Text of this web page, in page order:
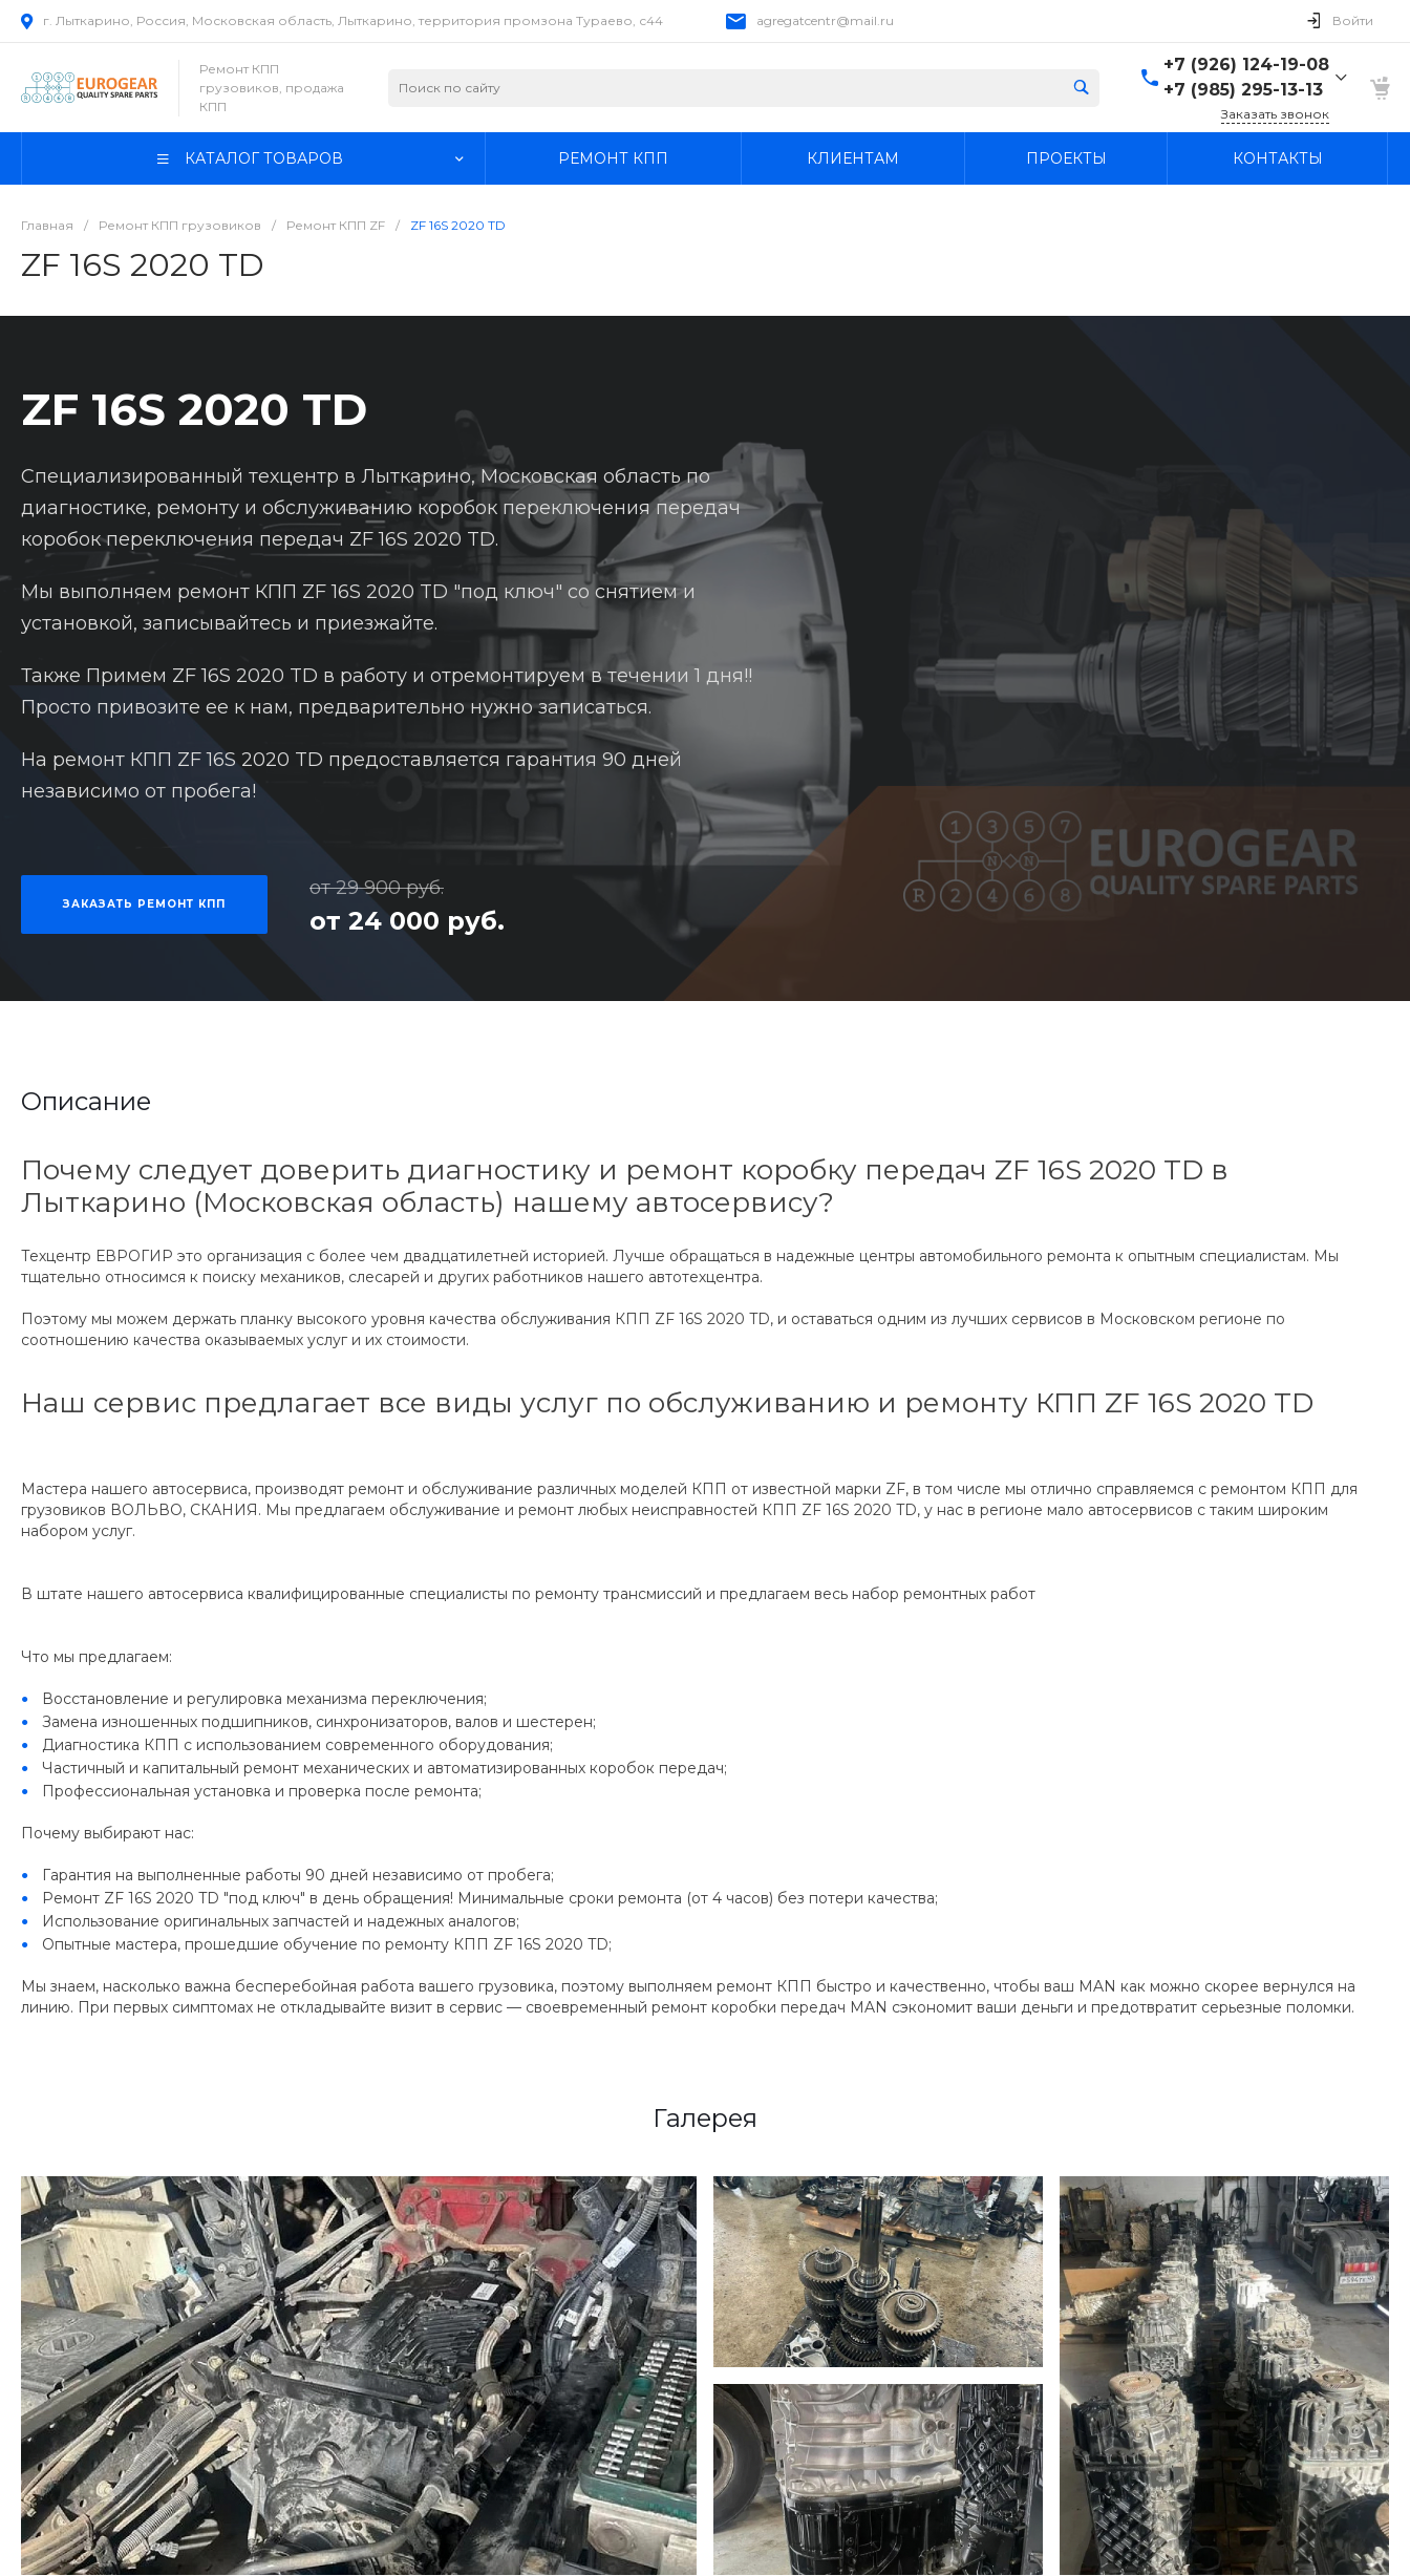
г. Лыткарино, Россия, Московская область, Лыткарино, территория промзона Тураево, с44 agregatcentr@mail.ru Войти
Ремонт КПП
грузовиков, продажа
КПП
+7 (926) 124-19-08
+7 (985) 295-13-13
+7 (926) 124-19-08
Заказать звонок
КАТАЛОГ ТОВАРОВ РЕМОНТ КПП КЛИЕНТАМ ПРОЕКТЫ КОНТАКТЫ
Главная / Ремонт КПП грузовиков / Ремонт КПП ZF / ZF 16S 2020 TD
ZF 16S 2020 TD
ZF 16S 2020 TD
Специализированный техцентр в Лыткарино, Московская область по
диагностике, ремонту и обслуживанию коробок переключения передач
коробок переключения передач ZF 16S 2020 TD.
Мы выполняем ремонт КПП ZF 16S 2020 TD "под ключ" со снятием и
установкой, записывайтесь и приезжайте.
Также Примем ZF 16S 2020 TD в работу и отремонтируем в течении 1 дня!!
Просто привозите ее к нам, предварительно нужно записаться.
На ремонт КПП ZF 16S 2020 TD предоставляется гарантия 90 дней
независимо от пробега!
ЗАКАЗАТЬ РЕМОНТ КПП
от 29 900 руб.
от 24 000 руб.
Описание
Почему следует доверить диагностику и ремонт коробку передач ZF 16S 2020 TD в
Лыткарино (Московская область) нашему автосервису?
Техцентр ЕВРОГИР это организация с более чем двадцатилетней историей. Лучше обращаться в надежные центры автомобильного ремонта к опытным специалистам. Мы
тщательно относимся к поиску механиков, слесарей и других работников нашего автотехцентра.
Поэтому мы можем держать планку высокого уровня качества обслуживания КПП ZF 16S 2020 TD, и оставаться одним из лучших сервисов в Московском регионе по
соотношению качества оказываемых услуг и их стоимости.
Наш сервис предлагает все виды услуг по обслуживанию и ремонту КПП ZF 16S 2020 TD
Мастера нашего автосервиса, производят ремонт и обслуживание различных моделей КПП от известной марки ZF, в том числе мы отлично справляемся с ремонтом КПП для
грузовиков ВОЛЬВО, СКАНИЯ. Мы предлагаем обслуживание и ремонт любых неисправностей КПП ZF 16S 2020 TD, у нас в регионе мало автосервисов с таким широким
набором услуг.
В штате нашего автосервиса квалифицированные специалисты по ремонту трансмиссий и предлагаем весь набор ремонтных работ
Что мы предлагаем:
Восстановление и регулировка механизма переключения;
Замена изношенных подшипников, синхронизаторов, валов и шестерен;
Диагностика КПП с использованием современного оборудования;
Частичный и капитальный ремонт механических и автоматизированных коробок передач;
Профессиональная установка и проверка после ремонта;
Почему выбирают нас:
Гарантия на выполненные работы 90 дней независимо от пробега;
Ремонт ZF 16S 2020 TD "под ключ" в день обращения! Минимальные сроки ремонта (от 4 часов) без потери качества;
Использование оригинальных запчастей и надежных аналогов;
Опытные мастера, прошедшие обучение по ремонту КПП ZF 16S 2020 TD;
Мы знаем, насколько важна бесперебойная работа вашего грузовика, поэтому выполняем ремонт КПП быстро и качественно, чтобы ваш MAN как можно скорее вернулся на
линию. При первых симптомах не откладывайте визит в сервис — своевременный ремонт коробки передач MAN сэкономит ваши деньги и предотвратит серьезные поломки.
Галерея